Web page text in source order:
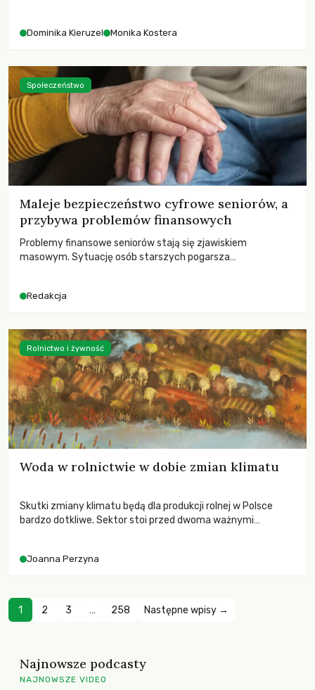
Dominika Kieruzel Monika Kostera
Maleje bezpieczeństwo cyfrowe seniorów, a
przybywa problemów finansowych
Problemy finansowe seniorów stają się zjawiskiem
masowym. Sytuację osób starszych pogarsza
Redakcja
Społeczeństwo
Woda w rolnictwie w dobie zmian klimatu
Skutki zmiany klimatu będą dla produkcji rolnej w Polsce
bardzo dotkliwe. Sektor stoi przed dwoma ważnymi
zachodzących zmian klimatycznych. Wymagać to będzie
Joanna Perzyna
Rolnictwo i żywność
1 2 3 … 258 Następne wpisy →
Najnowsze podcasty
NAJNOWSZE VIDEO